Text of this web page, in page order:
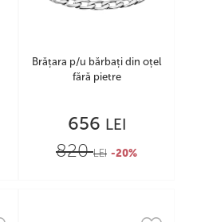
Brățara p/u bărbați din oțel
fără pietre
656 LEI
820LEI -20%